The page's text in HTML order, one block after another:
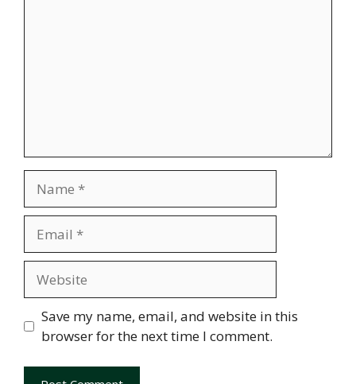
Save my name, email, and website in this
browser for the next time I comment.